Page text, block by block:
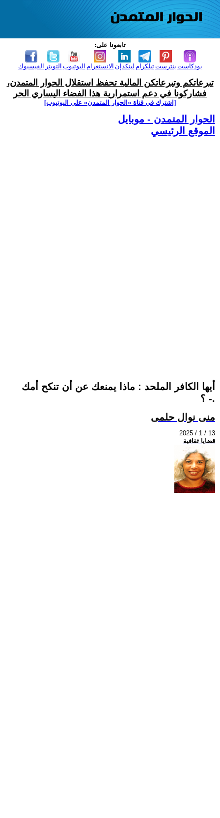
تابعونا على:
الفيسبوك التويتر اليوتيوب الانستغرام لينكدإن تيلكرامبنترست بودكاست
تبرعاتكم وتبرعاتكن المالية تحفظ استقلال الحوار المتمدن،
فشاركونا في دعم استمرارية هذا الفضاء اليساري الحر
[اشترك في قناة ‫«الحوار المتمدن» على اليوتيوب]
الحوار المتمدن - موبايل
الموقع الرئيسي
أيها الكافر الملحد : ماذا يمنعك عن أن تنكح أمك
؟ -.
منى نوال حلمى
2025 / 1 / 13
قضايا ثقافية